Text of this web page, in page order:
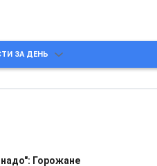
ЗА ДЕНЬ
Горожане